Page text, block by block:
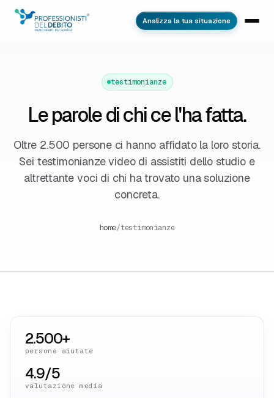
Analizza la tua situazione
testimonianze
Le parole di chice l'ha fatta.
Oltre 2.500 persone ci hanno affidato la loro storia.
Sei testimonianze video di assistiti dello studio e
altrettante voci di chi ha trovato una soluzione
concreta.
home/testimonianze
2.500+
persone aiutate
4.9/5
valutazione media